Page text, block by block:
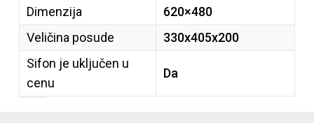
Dimenzija
620×480
Veličina posude
330x405x200
Sifon je uključen u
cenu
Da